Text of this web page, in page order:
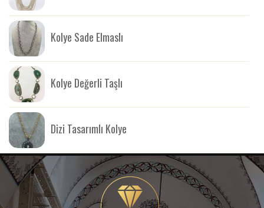
Kolye Sade Elmaslı
Kolye Değerli Taşlı
Dizi Tasarımlı Kolye